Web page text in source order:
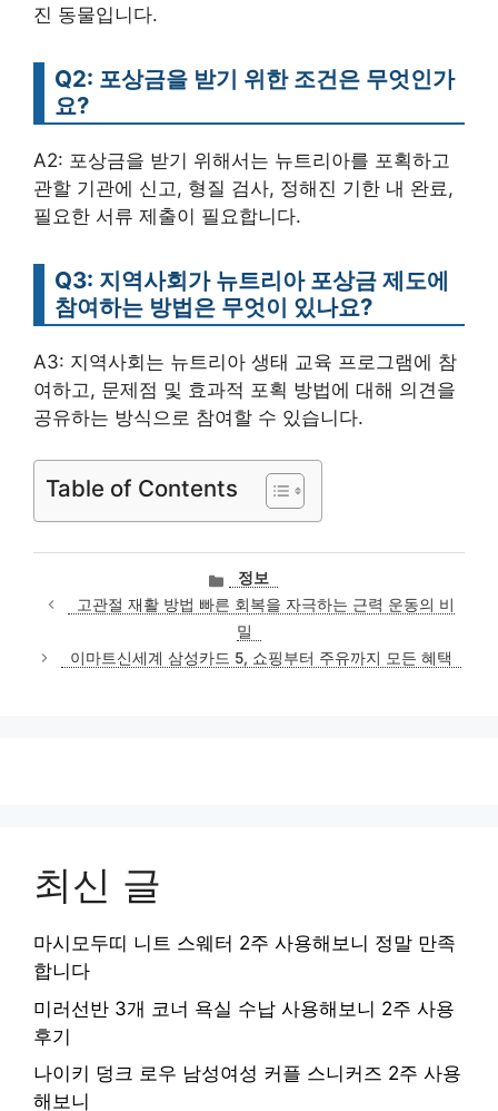
진 동물입니다.
Q2: 포상금을 받기 위한 조건은 무엇인가
요?
A2: 포상금을 받기 위해서는 뉴트리아를 포획하고
관할 기관에 신고, 형질 검사, 정해진 기한 내 완료,
필요한 서류 제출이 필요합니다.
Q3: 지역사회가 뉴트리아 포상금 제도에
참여하는 방법은 무엇이 있나요?
A3: 지역사회는 뉴트리아 생태 교육 프로그램에 참
여하고, 문제점 및 효과적 포획 방법에 대해 의견을
공유하는 방식으로 참여할 수 있습니다.
Table of Contents
카
테
고
리
정보
고관절 재활 방법 빠른 회복을 자극하는 근력 운동의 비
밀
이마트신세계 삼성카드 5, 쇼핑부터 주유까지 모든 혜택
최신 글
마시모두띠 니트 스웨터 2주 사용해보니 정말 만족
합니다
미러선반 3개 코너 욕실 수납 사용해보니 2주 사용
후기
나이키 덩크 로우 남성여성 커플 스니커즈 2주 사용
해보니